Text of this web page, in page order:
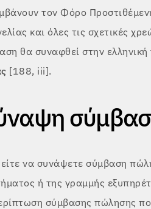
τον Φόρο
και όλες τις σχετικές
θα συναφθεί στην
[188, iii].
να συνάψετε σύμβαση
ή της γραμμής
σύμβασης πώλησης